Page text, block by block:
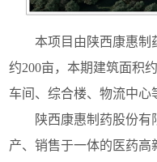
本项目由陕西康惠制
约200亩，本期建筑面积
车间 、 综合楼、 物流中心
陕西康惠制药股份有
产、销售于一体的医药高